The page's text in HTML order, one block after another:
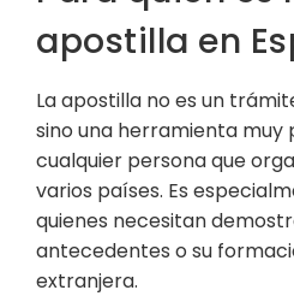
apostilla en
La apostilla no es un
sino una herramienta
cualquier persona que
varios países. Es
quienes necesitan
antecedentes o su
extranjera.